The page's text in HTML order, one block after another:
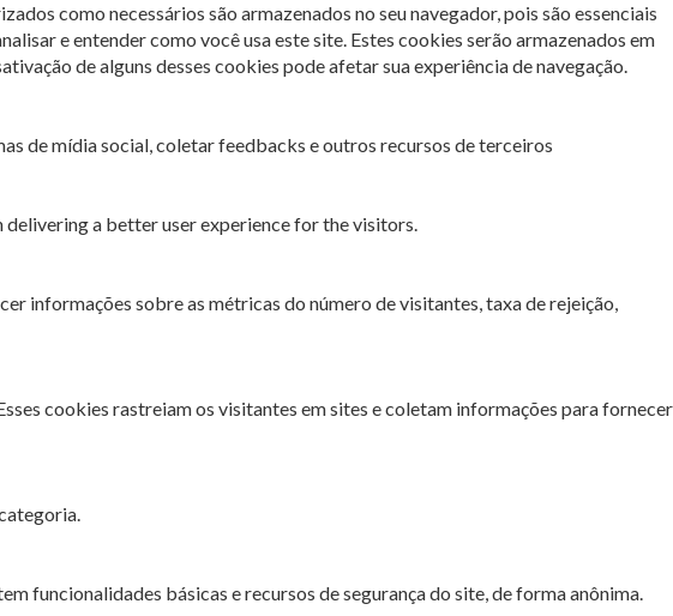
como necessários são armazenados no seu navegador, pois são essenciais
e entender como você usa este site. Estes cookies serão armazenados em
de alguns desses cookies pode afetar sua experiência de navegação.
de mídia social, coletar feedbacks e outros recursos de terceiros
a better user experience for the visitors.
informações sobre as métricas do número de visitantes, taxa de rejeição,
cookies rastreiam os visitantes em sites e coletam informações para fornecer
funcionalidades básicas e recursos de segurança do site, de forma anônima.